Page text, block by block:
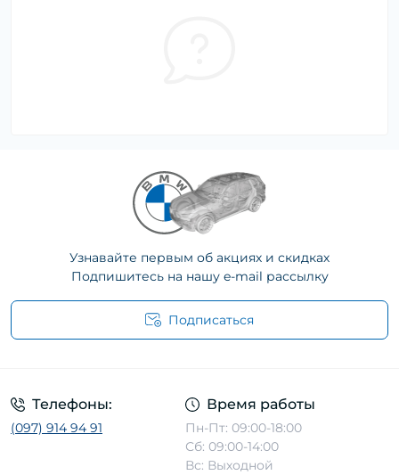
Узнавайте первым об акциях и скидках
Подпишитесь на нашу e-mail рассылку
Подписаться
Телефоны:
(097) 914 94 91
Время работы
Пн-Пт: 09:00-18:00
Сб: 09:00-14:00
Вс: Выходной